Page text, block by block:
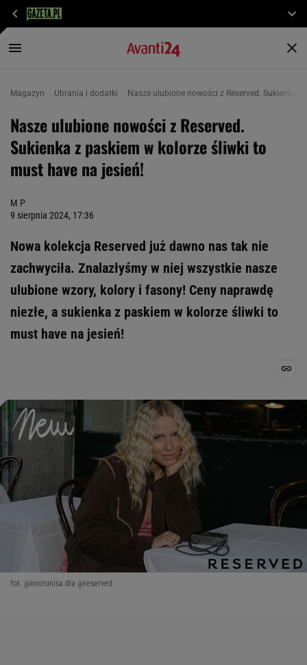
Magazyn Ubrania i dodatki Nasze ulubione nowości z Reserved. Sukienka
Nasze ulubione nowości z Reserved.
Sukienka z paskiem w kolorze śliwki to
must have na jesień!
M P
9 sierpnia 2024, 17:36
Nowa kolekcja Reserved już dawno nas tak nie
zachwyciła. Znalazłyśmy w niej wszystkie nasze
ulubione wzory, kolory i fasony! Ceny naprawdę
niezłe, a sukienka z paskiem w kolorze śliwki to
must have na jesień!
fot. @noorunisa dla @reserved